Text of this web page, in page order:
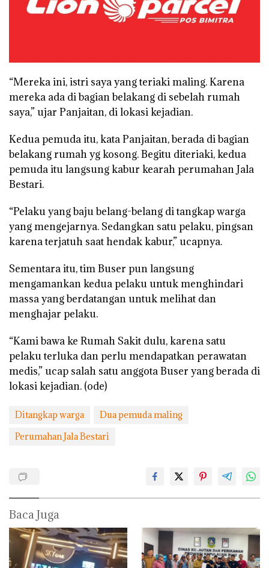
“Mereka ini, istri saya yang teriaki maling. Karena
mereka ada di bagian belakang di sebelah rumah
saya,” ujar Panjaitan, di lokasi kejadian.
Kedua pemuda itu, kata Panjaitan, berada di bagian
belakang rumah yg kosong. Begitu diteriaki, kedua
pemuda itu langsung kabur kearah perumahan Jala
Bestari.
“Pelaku yang baju belang-belang di tangkap warga
yang mengejarnya. Sedangkan satu pelaku, pingsan
karena terjatuh saat hendak kabur,” ucapnya.
Sementara itu, tim Buser pun langsung
mengamankan kedua pelaku untuk menghindari
massa yang berdatangan untuk melihat dan
menghajar pelaku.
“Kami bawa ke Rumah Sakit dulu, karena satu
pelaku terluka dan perlu mendapatkan perawatan
medis,” ucap salah satu anggota Buser yang berada di
lokasi kejadian. (ode)
Ditangkap warga
Dua pemuda maling
Perumahan Jala Bestari
Baca Juga